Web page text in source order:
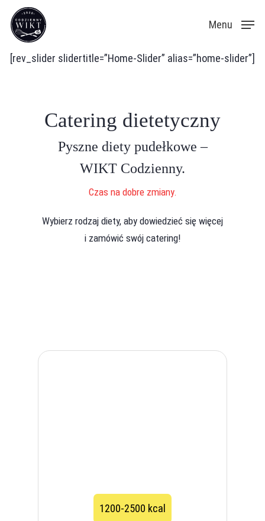
Skip
main
content
Menu
[rev_slider slidertitle=”Home-Slider” alias=”home-slider”]
Catering dietetyczny
Pyszne diety pudełkowe –
WIKT Codzienny.
Czas na dobre zmiany.
Wybierz rodzaj diety, aby dowiedzieć się więcej
i zamówić swój catering!
1200-2500 kcal